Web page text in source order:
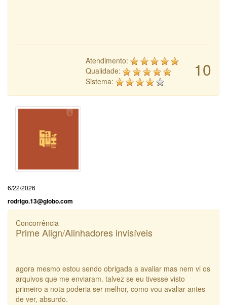
10
Atendimento:
Qualidade:
Sistema:
6/22/2026
rodrigo.13@globo.com
Concorrência
Prime Align/Alinhadores invisíveis
agora mesmo estou sendo obrigada a avaliar mas nem vi os
arquivos que me enviaram. talvez se eu tivesse visto
primeiro a nota poderia ser melhor, como vou avaliar antes
de ver, absurdo.